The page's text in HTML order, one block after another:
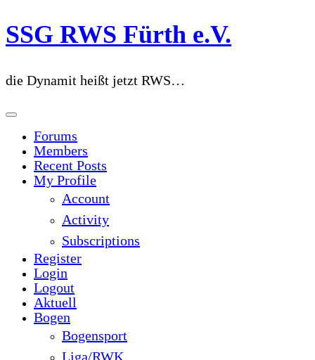
Zum
Inhalt
SSG RWS Fürth e.V.
die Dynamit heißt jetzt RWS…
Forums
Members
Recent Posts
My Profile
Account
Activity
Subscriptions
Register
Login
Logout
Aktuell
Bogen
Bogensport
Liga/RWK